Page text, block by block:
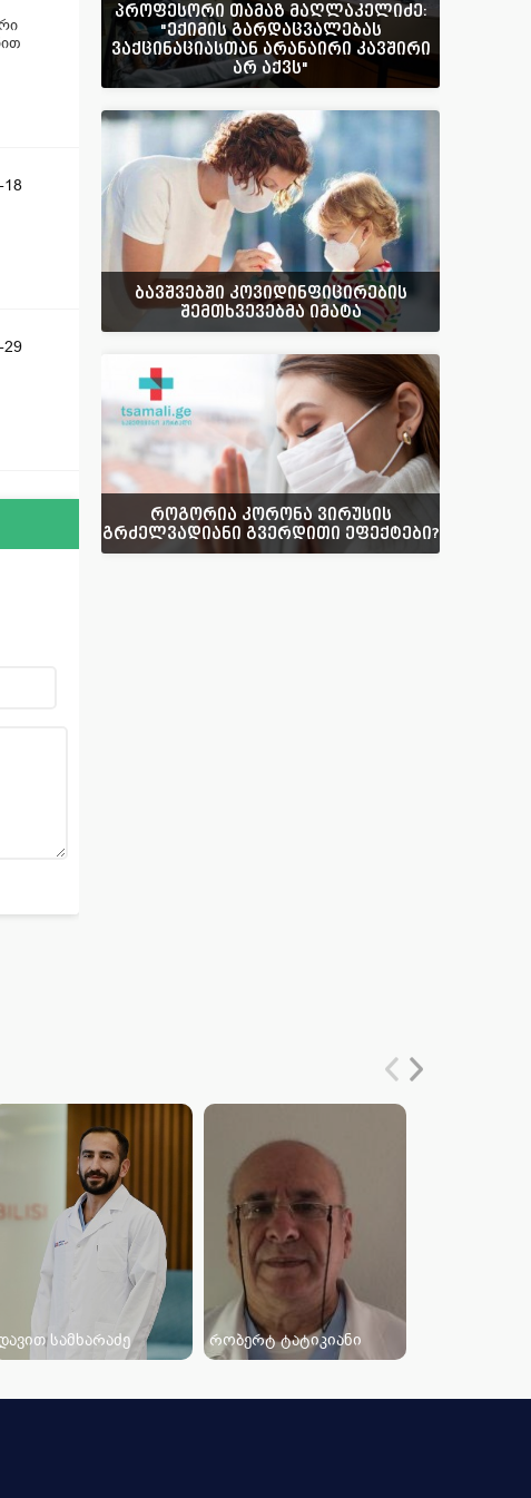
18
29
პროფესორი თამაზ მაღლაკელიძე:
"ექიმის გარდაცვალებას
ვაქცინაციასთან არანაირი კავშირი
არ აქვს"
ბავშვებში კოვიდინფიცირების
შემთხვევებმა იმატა
როგორია კორონა ვირუსის
გრძელვადიანი გვერდითი ეფექტები?
სამხარაძე რობერტ ტატიკიანი